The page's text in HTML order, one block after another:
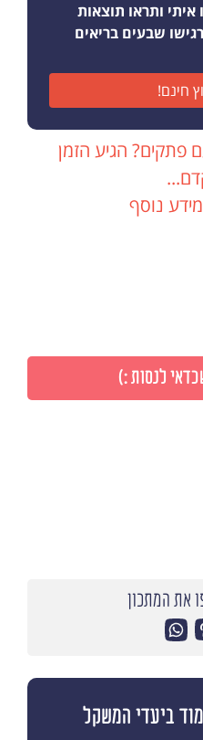
ותראו תוצאות
10 ימים, תרגישו שבעים בריאים
חינם!
פתקים? הגיע הזמן
נוסף
לנסות :)
את המתכון
ביעדי המשקל